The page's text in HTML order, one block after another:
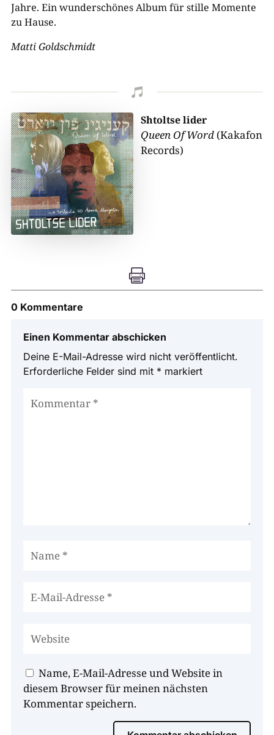
Jahre. Ein wunderschönes Album für stille Momente
zu Hause.
Matti Goldschmidt

Shtoltse lider
Queen Of Word (Kakafon
Records)

0 Kommentare
Einen Kommentar abschicken
Deine E-Mail-Adresse wird nicht veröffentlicht.
Erforderliche Felder sind mit * markiert
Name, E-Mail-Adresse und Website in
diesem Browser für meinen nächsten
Kommentar speichern.